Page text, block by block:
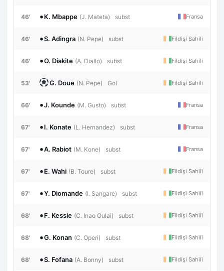
46' •K. Mbappe (J. Mateta) subst Fransa
46' •S. Adingra (N. Pepe) subst Fildişi Sahili
46' •O. Diakite (A. Diallo) subst Fildişi Sahili
53' G. Doue (N. Pepe) Gol Fildişi Sahili
66' •J. Kounde (M. Gusto) subst Fransa
67' •I. Konate (L. Hernandez) subst Fransa
67' •A. Rabiot (M. Kone) subst Fransa
67' •E. Wahi (B. Toure) subst Fildişi Sahili
67' •Y. Diomande (I. Sangare) subst Fildişi Sahili
68' •F. Kessie (C. Inao Oulai) subst Fildişi Sahili
68' •G. Konan (C. Operi) subst Fildişi Sahili
68' •S. Fofana (A. Bonny) subst Fildişi Sahili